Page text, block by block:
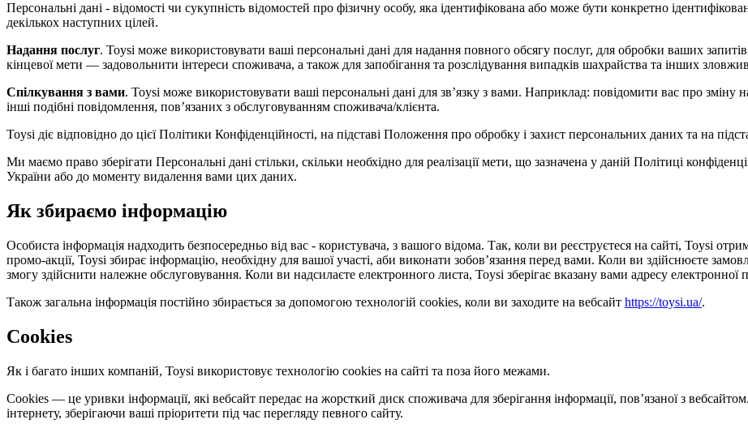
Персональні дані - відомості чи сукупність відомостей про фізичну особу, яка ідентифікована або може бути конкретно
декількох наступних цілей.
Надання послуг. Toysi може використовувати ваші персональні дані для надання повного обсягу послуг, для обробки ваших
кінцевої мети — задовольнити інтереси споживача, а також для запобігання та розслідування випадків шахрайства та інших
Спілкування з вами. Toysi може використовувати ваші персональні дані для зв’язку з вами. Наприклад: повідомити вас про зміну
інші подібні повідомлення, пов’язаних з обслуговуванням споживача/клієнта.
Toysi діє відповідно до цієї Політики Конфіденційності, на підставі Положення про обробку і захист персональних даних та на
Ми маємо право зберігати Персональні дані стільки, скільки необхідно для реалізації мети, що зазначена у даній Політиці
України або до моменту видалення вами цих даних.
Як збираємо інформацію
Особиста інформація надходить безпосередньо від вас - користувача, з вашого відома. Так, коли ви реєструєтеся на сайті, Toysi
промо-акції, Toysi збирає інформацію, необхідну для вашої участі, аби виконати зобов’язання перед вами. Коли ви здійснюєте
змогу здійснити належне обслуговування. Коли ви надсилаєте електронного листа, Toysi зберігає вказану вами адресу
Також загальна інформація постійно збирається за допомогою технологій cookies, коли ви заходите на вебсайт https://toysi.ua/.
Cookies
Як і багато інших компаній, Toysi використовує технологію cookies на сайті та поза його межами.
Cookies — це уривки інформації, які вебсайт передає на жорсткий диск споживача для зберігання інформації, пов’язаної з
інтернету, зберігаючи ваші пріоритети під час перегляду певного сайту.